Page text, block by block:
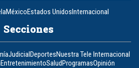
MéxicoEstados UnidosInternacional
Secciones
JudicialDeportesNuestra Tele Internacional
EntretenimientoSaludProgramasOpinión